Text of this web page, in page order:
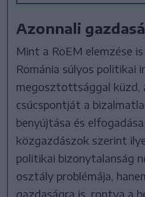
Azonnali
Mint a RoEM elemzése
Románia súlyos politikai
megosztottsággal küzd,
csúcspontját a
benyújtása és
közgazdászok szerint
politikai bizonytalanság
osztály problémája,
gazdaságra is, rontva a